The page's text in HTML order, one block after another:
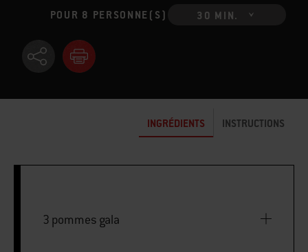
POUR 8 PERSONNE(S) 30 MIN.
INGRÉDIENTS INSTRUCTIONS
3 pommes gala